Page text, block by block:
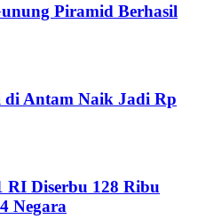
Piramid Berhasil
Antam Naik Jadi Rp
Diserbu 128 Ribu
Negara